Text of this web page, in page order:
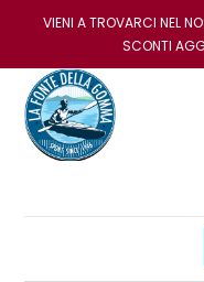
VIENI A TROVARCI NEL
SCONTI